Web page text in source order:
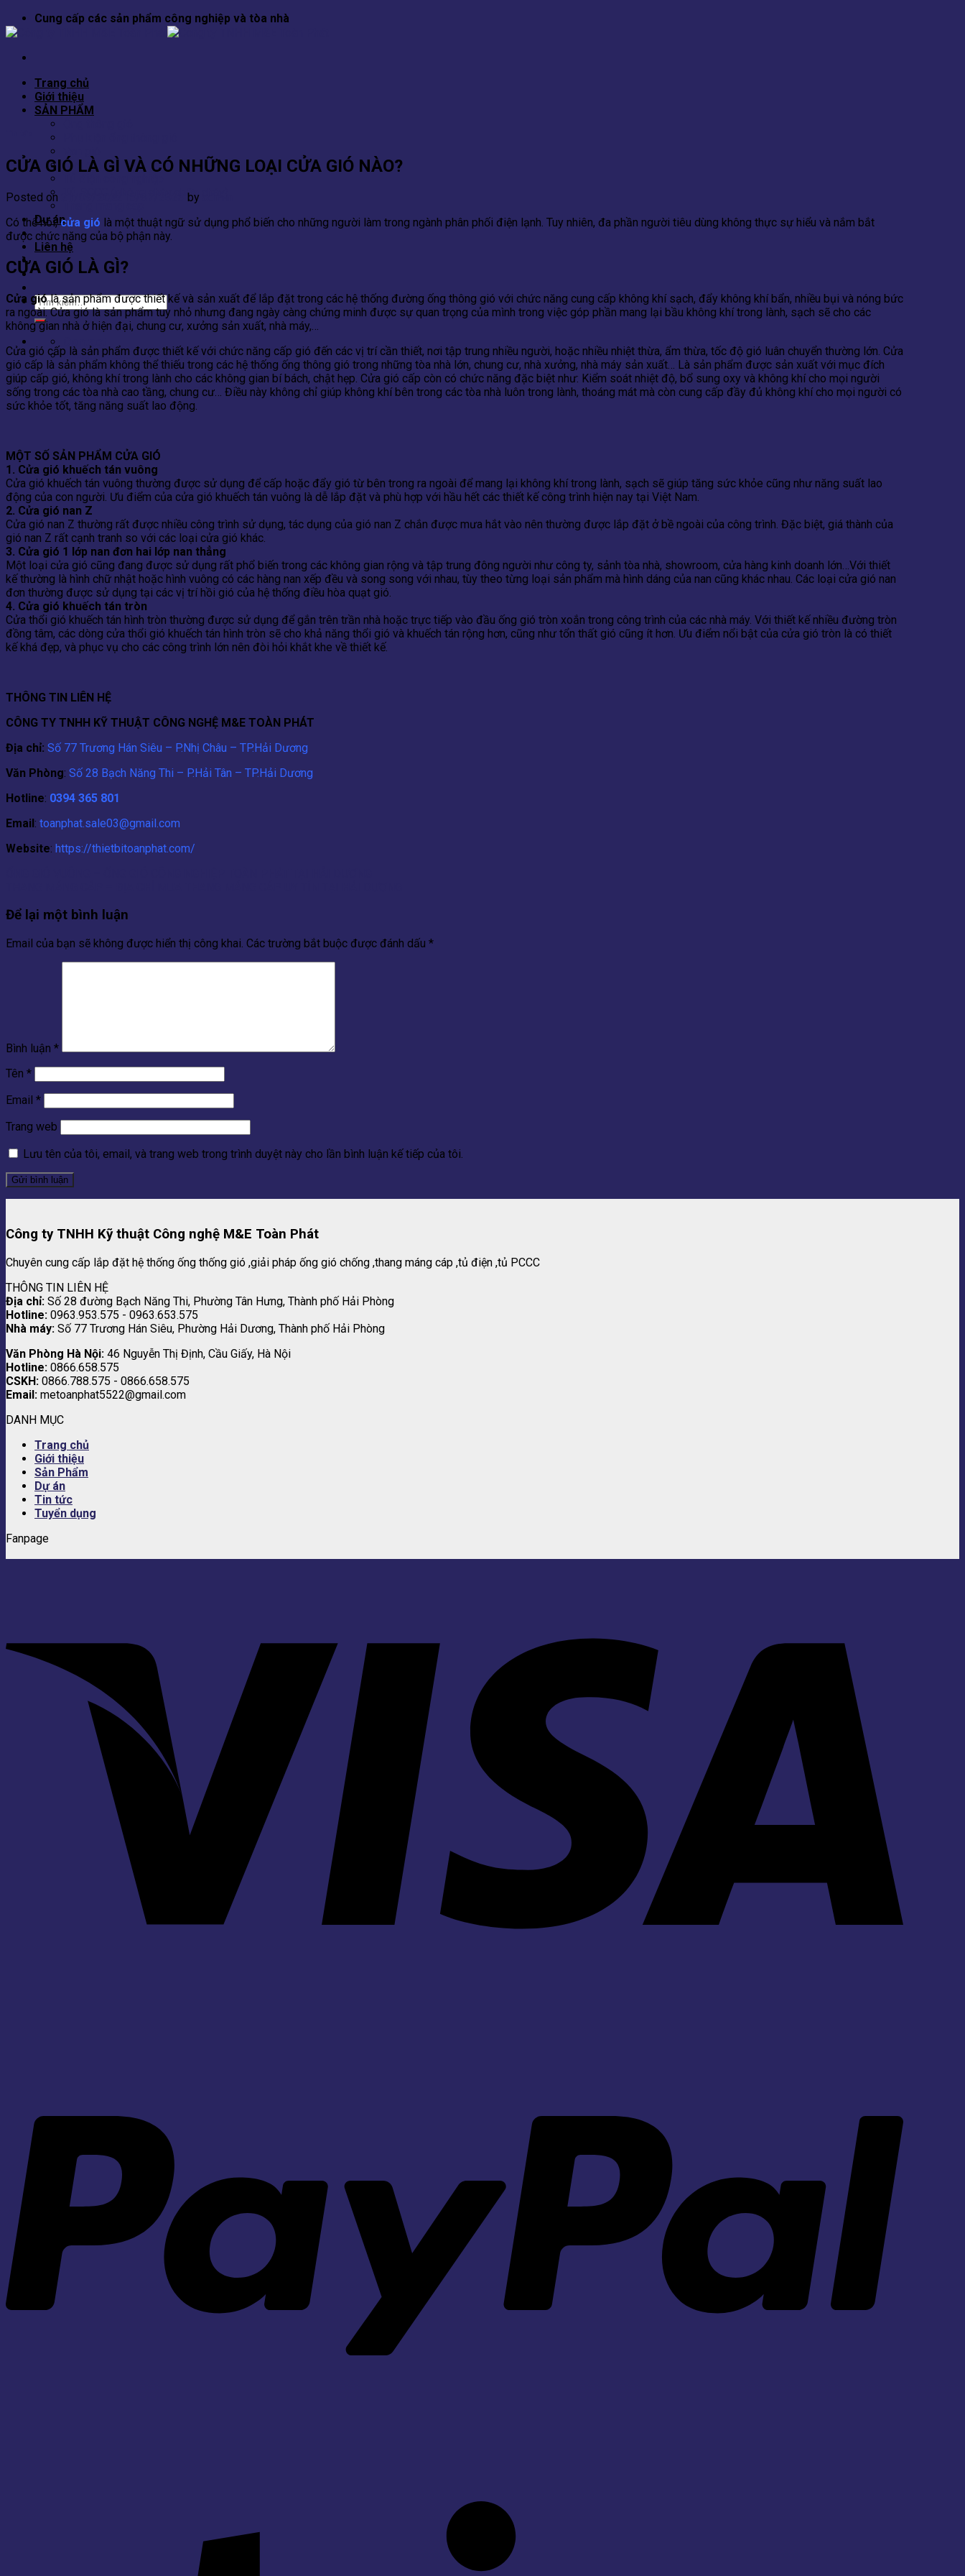
Skip
to
Cung cấp các sản phẩm công nghiệp và tòa nhà
Trang chủ
Giới thiệu
SẢN PHẨM
Cửa gió
Tủ PCCC (phòng cháy chữa cháy)
Dự án
Tin tức
Liên hệ
Tìm
kiếm:
0866.788.575 - 0866.658.575
CỬA GIÓ LÀ GÌ VÀ CÓ NHỮNG LOẠI CỬA GIÓ NÀO?
Posted on by
Có thể nói,cửa gió là một thuật ngữ sử dụng phổ biến cho những người làm trong ngành phân phối điện lạnh. Tuy nhiên, đa phần người tiêu dùng không thực sự hiểu và nắm bắt
được chức năng của bộ phận này.
CỬA GIÓ LÀ GÌ?
Cửa giólà sản phẩm được thiết kế và sản xuất để lắp đặt trong các hệ thống đường ống thông gió với chức năng cung cấp không khí sạch, đẩy không khí bẩn, nhiều bụi và nóng bức
ra ngoài. Cửa gió là sản phẩm tuy nhỏ nhưng đang ngày càng chứng minh được sự quan trọng của mình trong việc góp phần mang lại bầu không khí trong lành, sạch sẽ cho các
không gian nhà ở hiện đại, chung cư, xưởng sản xuất, nhà máy,…
Cửa gió cấp là sản phẩm được thiết kế với chức năng cấp gió đến các vị trí cần thiết, nơi tập trung nhiều người, hoặc nhiều nhiệt thừa, ẩm thừa, tốc độ gió luân chuyển thường lớn. Cửa
gió cấp là sản phẩm không thể thiếu trong các hệ thống ống thông gió trong những tòa nhà lớn, chung cư, nhà xưởng, nhà máy sản xuất… Là sản phẩm được sản xuất với mục đích
giúp cấp gió, không khí trong lành cho các không gian bí bách, chật hẹp. Cửa gió cấp còn có chức năng đặc biệt như: Kiểm soát nhiệt độ, bổ sung oxy và không khí cho mọi người
sống trong các tòa nhà cao tầng, chung cư… Điều này không chỉ giúp không khí bên trong các tòa nhà luôn trong lành, thoáng mát mà còn cung cấp đầy đủ không khí cho mọi người có
sức khỏe tốt, tăng năng suất lao động.
MỘT SỐ SẢN PHẨM CỬA GIÓ
1. Cửa gió khuếch tán vuông
Cửa gió khuếch tán vuông thường được sử dụng để cấp hoặc đẩy gió từ bên trong ra ngoài để mang lại không khí trong lành, sạch sẽ giúp tăng sức khỏe cũng như năng suất lao
động của con người. Ưu điểm của cửa gió khuếch tán vuông là dễ lắp đặt và phù hợp với hầu hết các thiết kế công trình hiện nay tại Việt Nam.
2. Cửa gió nan Z
Cửa gió nan Z thường rất được nhiều công trình sử dụng, tác dụng của gió nan Z chắn được mưa hắt vào nên thường được lắp đặt ở bề ngoài của công trình. Đặc biệt, giá thành của
gió nan Z rất cạnh tranh so với các loại cửa gió khác.
3. Cửa gió 1 lớp nan đơn hai lớp nan thẳng
Một loại cửa gió cũng đang được sử dụng rất phổ biến trong các không gian rộng và tập trung đông người như công ty, sảnh tòa nhà, showroom, cửa hàng kinh doanh lớn…Với thiết
kế thường là hình chữ nhật hoặc hình vuông có các hàng nan xếp đều và song song với nhau, tùy theo từng loại sản phẩm mà hình dáng của nan cũng khác nhau. Các loại cửa gió nan
đơn thường được sử dụng tại các vị trí hồi gió của hệ thống điều hòa quạt gió.
4. Cửa gió khuếch tán tròn
Cửa thổi gió khuếch tán hình tròn thường được sử dụng để gắn trên trần nhà hoặc trực tiếp vào đầu ống gió tròn xoắn trong công trình của các nhà máy. Với thiết kế nhiều đường tròn
đồng tâm, các dòng cửa thổi gió khuếch tán hình tròn sẽ cho khả năng thổi gió và khuếch tán rộng hơn, cũng như tổn thất gió cũng ít hơn. Ưu điểm nổi bật của cửa gió tròn là có thiết
kế khá đẹp, và phục vụ cho các công trình lớn nên đòi hỏi khắt khe về thiết kế.
THÔNG TIN LIÊN HỆ
CÔNG TY TNHH KỸ THUẬT CÔNG NGHỆ M&E TOÀN PHÁT
Địa chỉ: Số 77 Trương Hán Siêu – P.Nhị Châu – TP.Hải Dương
Văn Phòng: Số 28 Bạch Năng Thi – P.Hải Tân – TP.Hải Dương
Hotline: 0394 365 801
Email: toanphat.sale03@gmail.com
Website: https://thietbitoanphat.com/
Để lại một bình luận
Email của bạn sẽ không được hiển thị công khai. Các trường bắt buộc được đánh dấu *
Bình luận *
Tên *
Email *
Trang web
Lưu tên của tôi, email, và trang web trong trình duyệt này cho lần bình luận kế tiếp của tôi.
Công ty TNHH Kỹ thuật Công nghệ M&E Toàn Phát
Chuyên cung cấp lắp đặt hệ thống ống thống gió ,giải pháp ống gió chống ,thang máng cáp ,tủ điện ,tủ PCCC
THÔNG TIN LIÊN HỆ
Địa chỉ: Số 28 đường Bạch Năng Thi, Phường Tân Hưng, Thành phố Hải Phòng
Hotline: 0963.953.575 - 0963.653.575
Nhà máy: Số 77 Trương Hán Siêu, Phường Hải Dương, Thành phố Hải Phòng
Văn Phòng Hà Nội: 46 Nguyễn Thị Định, Cầu Giấy, Hà Nội
Hotline: 0866.658.575
CSKH: 0866.788.575 - 0866.658.575
Email: metoanphat5522@gmail.com
DANH MỤC
Trang chủ
Giới thiệu
Sản Phẩm
Dự án
Tin tức
Tuyển dụng
Fanpage